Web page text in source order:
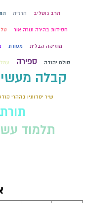
הרב גוטליב הרזיה
חסידות בהירה תורה אור
מוזיקה קבלית מסורת
סולם יהודה ספירה
קבלה
שיר יסדותיו בההרי
תלמוד